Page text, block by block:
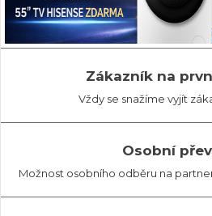
Zákazník na
Vždy se snažíme vyjít
Osobní
Možnost osobního odběru na